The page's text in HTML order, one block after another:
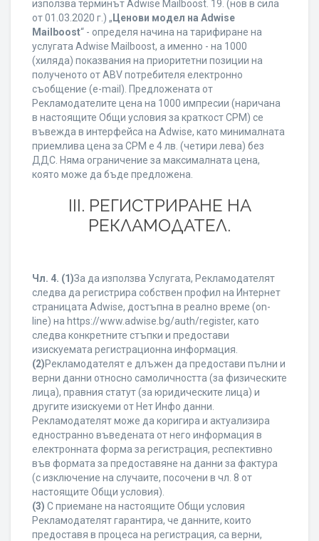
използва терминът Adwise Mailboost. 19. (нов в сила
от 01.03.2020 г.) „ Ценови модел на Adwise
Mailboost“ - определя начина на тарифиране на
услугата Adwise Mailboost, а именно - на 1000
(хиляда) показвания на приоритетни позиции на
полученото от ABV потребителя електронно
съобщение (e-mail). Предложената от
Рекламодателите цена на 1000 импресии (наричана
в настоящите Общи условия за краткост CPM) се
въвежда в интерфейса на Adwise, като минималната
приемлива цена за CPM е 4 лв. (четири лева) без
ДДС. Няма ограничение за максималната цена,
която може да бъде предложена.
ІІІ. РЕГИСТРИРАНЕ НА
РЕКЛАМОДАТЕЛ.
Чл. 4. (1)За да използва Услугата, Рекламодателят
следва да регистрира собствен профил на Интернет
страницата Adwise, достъпна в реално време (on-
line) на https://www.adwise.bg/auth/register, като
следва конкретните стъпки и предостави
изискуемата регистрационна информация.
(2)Рекламодателят е длъжен да предостави пълни и
верни данни относно самоличността (за физическите
лица), правния статут (за юридическите лица) и
другите изискуеми от Нет Инфо данни.
Рекламодателят може да коригира и актуализира
едностранно въведената от него информация в
електронната форма за регистрация, респективно
във формата за предоставяне на данни за фактура
(с изключение на случаите, посочени в чл. 8 от
настоящите Общи условия).
(3) С приемане на настоящите Общи условия
Рекламодателят гарантира, че данните, които
предоставя в процеса на регистрация, са верни,